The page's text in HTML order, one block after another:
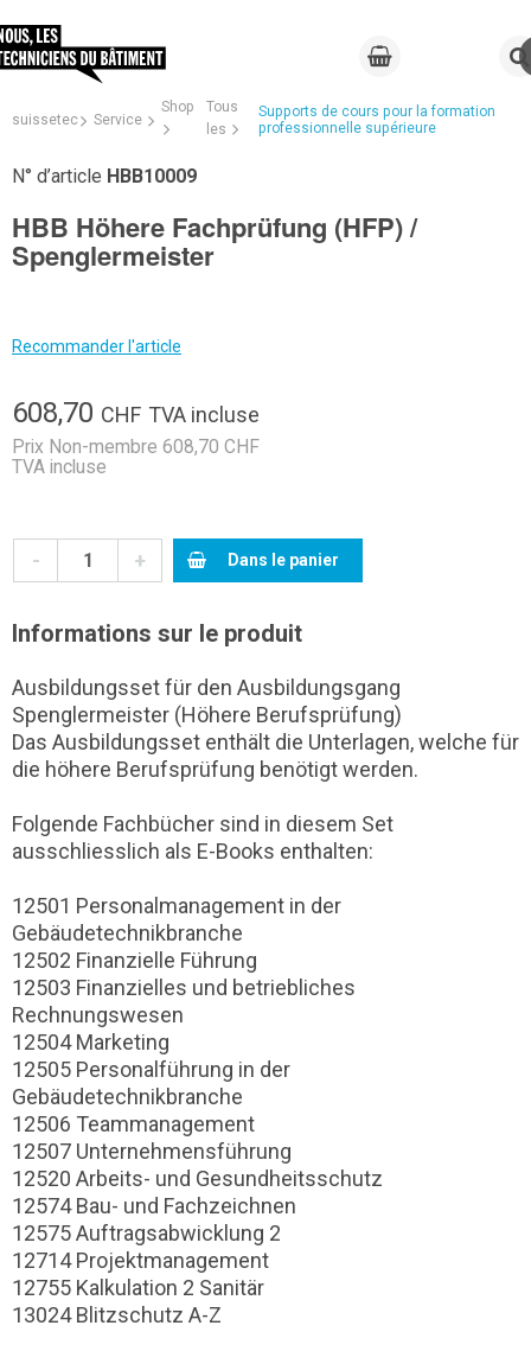
suissetec Service
Shop
Tous
les
Supports de cours pour la formation
professionnelle supérieure
N° d’article HBB10009
HBB Höhere Fachprüfung (HFP) /
Spenglermeister
Recommander l'article
608,70 CHF TVA incluse
Prix Non-membre 608,70 CHF
TVA incluse
- + Dans le panier
Informations sur le produit
Ausbildungsset für den Ausbildungsgang
Spenglermeister (Höhere Berufsprüfung)
Das Ausbildungsset enthält die Unterlagen, welche für
die höhere Berufsprüfung benötigt werden.
Folgende Fachbücher sind in diesem Set
ausschliesslich als E-Books enthalten:
12501 Personalmanagement in der
Gebäudetechnikbranche
12502 Finanzielle Führung
12503 Finanzielles und betriebliches
Rechnungswesen
12504 Marketing
12505 Personalführung in der
Gebäudetechnikbranche
12506 Teammanagement
12507 Unternehmensführung
12520 Arbeits- und Gesundheitsschutz
12574 Bau- und Fachzeichnen
12575 Auftragsabwicklung 2
12714 Projektmanagement
12755 Kalkulation 2 Sanitär
13024 Blitzschutz A-Z